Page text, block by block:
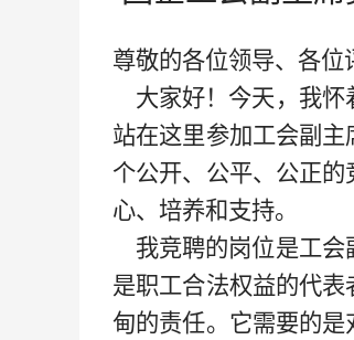
尊敬的各位领导、各位
大家好！今天，我怀
站在这里参加工会副
个公开、公平、公正
心、培养和支持。
我竞聘的岗位是工会
是职工合法权益的代
甸的责任。它需要的